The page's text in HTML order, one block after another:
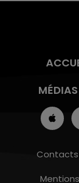
MÉDIAS
Contacts